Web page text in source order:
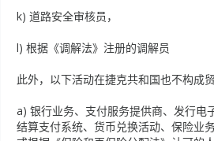
k) 道路安全审核员，
l) 根据《调解法》注册的调解员
此外，以下活动在捷克共和国也不构成贸
a) 银行业务、支付服务提供商、发行电
结算支付系统、货币兑换活动、保险业